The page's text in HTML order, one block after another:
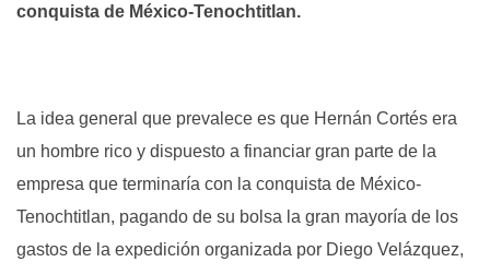
conquista de México-Tenochtitlan.
La idea general que prevalece es que Hernán Cortés era
un hombre rico y dispuesto a financiar gran parte de la
empresa que terminaría con la conquista de México-
Tenochtitlan, pagando de su bolsa la gran mayoría de los
gastos de la expedición organizada por Diego Velázquez,